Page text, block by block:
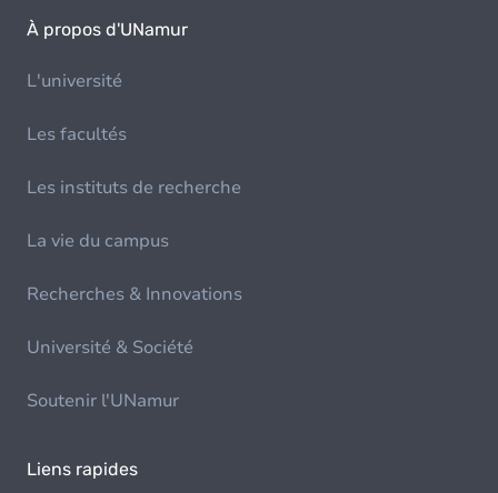
À propos d'UNamur
L'université
Les facultés
Les instituts de recherche
La vie du campus
Recherches & Innovations
Université & Société
Soutenir l'UNamur
Liens rapides